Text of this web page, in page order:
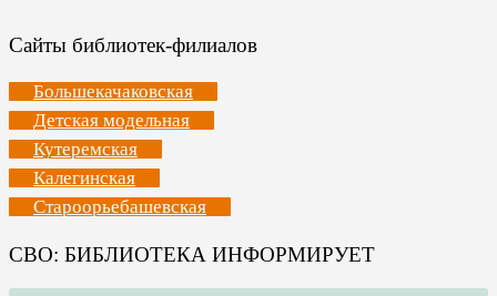
Сайты библиотек-филиалов
Большекачаковская
Детская модельная
Кутеремская
Калегинская
Староорьебашевская
СВО: БИБЛИОТЕКА ИНФОРМИРУЕТ